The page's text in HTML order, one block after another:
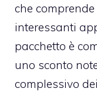
che comprende
interessanti
pacchetto è
uno sconto
complessivo